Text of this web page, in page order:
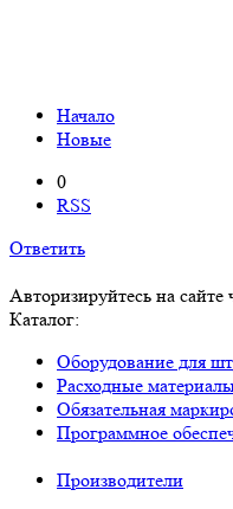
Начало
Новые
0
RSS
Ответить
Авторизируйтесь на сайте
Каталог:
Оборудование для
Расходные
Обязательная
Программное
Производители